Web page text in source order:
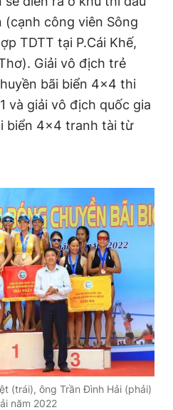
- BTTTT cấp ngày 24.3.2020
về Báo Thanh Niên. Cấm sao
có sự chấp thuận bằng văn
JSC.
(cạnh công viên Sông
TDTT tại P.Cái Khế,
Giải vô địch trẻ
bãi biển 4x4 thi
và giải vô địch quốc gia
biển 4x4 tranh tài từ
(trái), ông Trần Đình Hải (phải)
năm 2022